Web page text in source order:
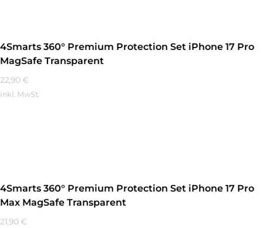
4Smarts 360° Premium Protection Set iPhone 17 Pro
MagSafe Transparent
22,90 €
inkl. MwSt.
4Smarts 360° Premium Protection Set iPhone 17 Pro
Max MagSafe Transparent
21,90 €